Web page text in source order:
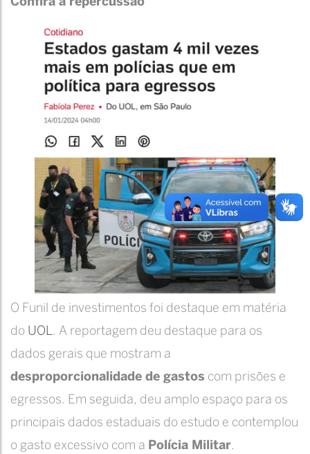
Confira a repercussão
O Funil de investimentos foi destaque em matéria
do UOL. A reportagem deu destaque para os
dados gerais que mostram a
desproporcionalidade de gastos com prisões e
egressos. Em seguida, deu amplo espaço para os
principais dados estaduais do estudo e contemplou
o gasto excessivo com a Polícia Militar.